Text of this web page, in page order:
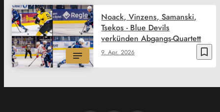
bookmark_border
9. Apr. 2026
Noack, Vinzens, Samanski,
Tsekos - Blue Devils
verkünden Abgangs-Quartett